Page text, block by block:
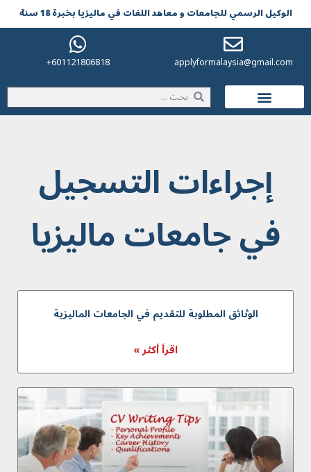
الوکیل الرسمي للجامعات و معاهد اللغات في مالیزیا بخبرة 18 سنة
applyformalaysia@gmail.com
601121806818+
إجراءات التسجيل
في جامعات ماليزيا
الوثائق المطلوبة للتقديم في الجامعات الماليزية
اقرأ أكثر »